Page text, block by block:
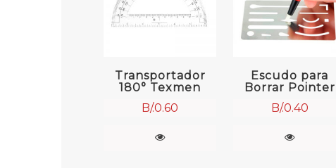
Transportador
180° Texmen
B/.0.60
Escudo para
Borrar Pointer
B/.0.40